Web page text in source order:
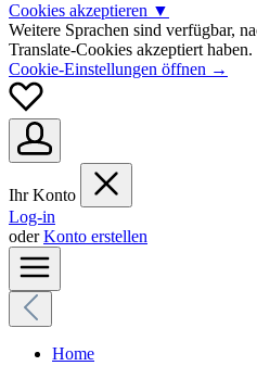
Cookies akzeptieren ▼
Weitere Sprachen sind verfügbar,
Translate-Cookies akzeptiert haben.
Cookie-Einstellungen öffnen →
Ihr Konto
Log-in
oderKonto erstellen
Home